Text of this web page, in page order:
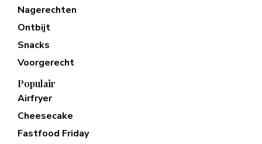
Nagerechten
Ontbijt
Snacks
Voorgerecht
Populair
Airfryer
Cheesecake
Fastfood Friday